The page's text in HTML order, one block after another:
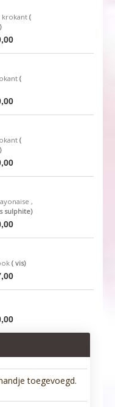
krokant​(
(
(
,
sulphite)
​( vis)
toegevoegd.